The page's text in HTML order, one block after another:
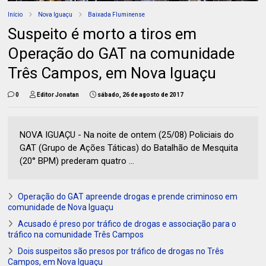
Início Nova Iguaçu Baixada Fluminense
Suspeito é morto a tiros em
Operação do GAT na comunidade
Três Campos, em Nova Iguaçu
0 Editor Jonatan sábado, 26 de agosto de 2017
NOVA IGUAÇU - Na noite de ontem (25/08) Policiais do
GAT (Grupo de Ações Táticas) do Batalhão de Mesquita
(20° BPM) prederam quatro ...
Operação do GAT apreende drogas e prende criminoso em
comunidade de Nova Iguaçu
Acusado é preso por tráfico de drogas e associação para o
tráfico na comunidade Três Campos
Dois suspeitos são presos por tráfico de drogas no Três
Campos, em Nova Iguaçu